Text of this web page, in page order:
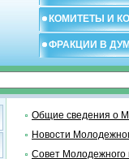
КОМИТЕТЫ И
ФРАКЦИИ В
Общие сведения о
Новости
Совет Молодежного